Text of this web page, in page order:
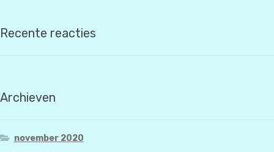
Recente reacties
Archieven
november 2020